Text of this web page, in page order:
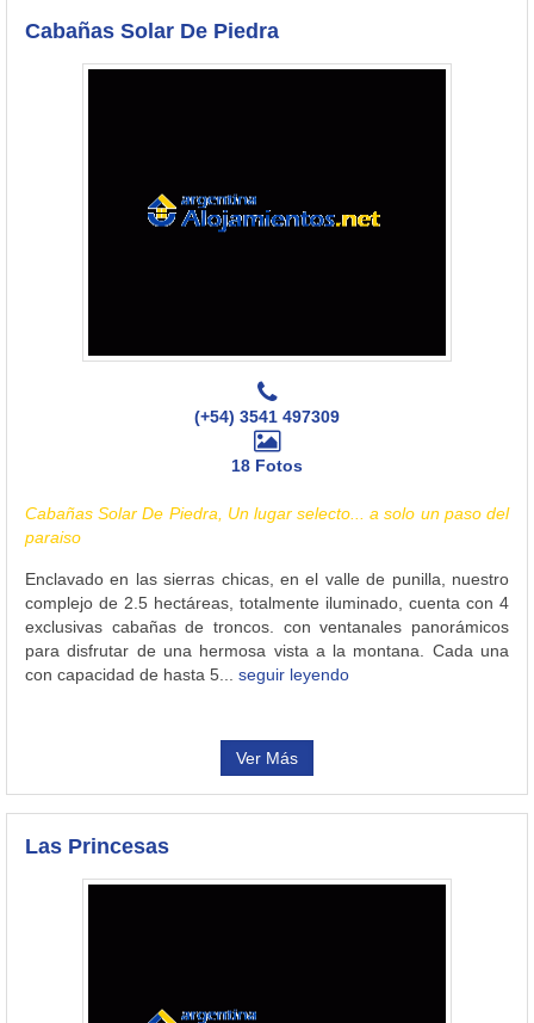
Cabañas Solar De Piedra
(+54) 3541 497309
18 Fotos
Cabañas Solar De Piedra, Un lugar selecto... a solo un paso del
paraiso
Enclavado en las sierras chicas, en el valle de punilla, nuestro
complejo de 2.5 hectáreas, totalmente iluminado, cuenta con 4
exclusivas cabañas de troncos. con ventanales panorámicos
para disfrutar de una hermosa vista a la montana. Cada una
con capacidad de hasta 5... seguir leyendo
Ver Más
Las Princesas